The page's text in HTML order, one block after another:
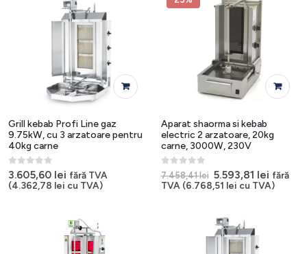
Grill kebab Profi Line gaz
9.75kW, cu 3 arzatoare pentru
40kg carne
0out of 5
3.605,60 lei fără TVA
(4.362,78 lei cu TVA)
Aparat shaorma si kebab
electric 2 arzatoare, 20kg
carne, 3000W, 230V
0out of 5
7.458,41lei Prețul
inițial
7.458,41 lei.
5.593,81 lei Prețul
curent
fără
TVA (6.768,51 lei cu TVA)